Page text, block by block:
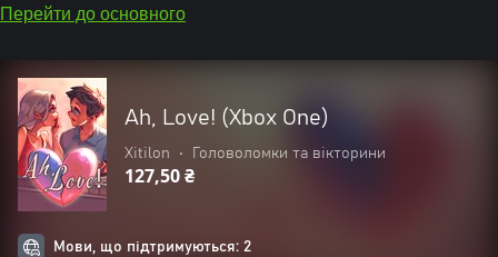
Перейти до основного
Ah, Love! (Xbox One)
Xitilon • Головоломки та вікторини
127,50 ₴
Мови, що підтримуються: 2